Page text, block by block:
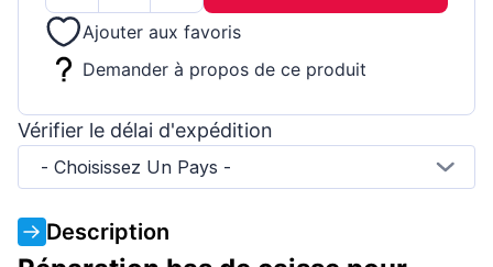
Ajouter aux favoris
Demander à propos de ce produit
Vérifier le délai d'expédition
- Choisissez Un Pays -
Description